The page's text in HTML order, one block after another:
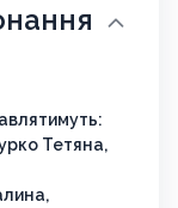
Тетяна,